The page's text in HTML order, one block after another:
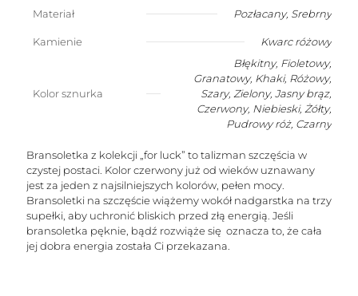
kwarcem
różowym
(kamień
Materiał Pozłacany, Srebrny
Kamienie Kwarc różowy
Kolor sznurka
Błękitny, Fioletowy,
Granatowy, Khaki, Różowy,
Szary, Zielony, Jasny brąz,
Czerwony, Niebieski, Żółty,
Pudrowy róż, Czarny
Bransoletka z kolekcji „for luck” to talizman szczęścia w
czystej postaci. Kolor czerwony już od wieków uznawany
jest za jeden z najsilniejszych kolorów, pełen mocy.
Bransoletki na szczęście wiążemy wokół nadgarstka na trzy
supełki, aby uchronić bliskich przed złą energią. Jeśli
bransoletka pęknie, bądź rozwiąże się oznacza to, że cała
jej dobra energia została Ci przekazana.